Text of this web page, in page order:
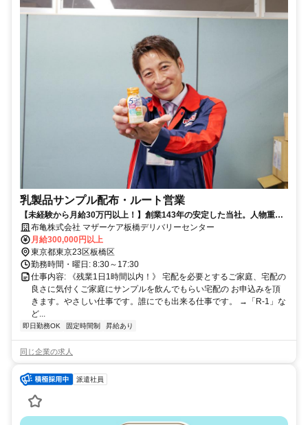
乳製品サンプル配布・ルート営業
【未経験から月給30万円以上！】創業143年の安定した当社。人物重
視・年齢学歴不問です！
布亀株式会社 マザーケア板橋デリバリーセンター
月給300,000円以上
東京都東京23区板橋区
勤務時間・曜日: 8:30～17:30
仕事内容: 《残業1日1時間以内！》 宅配を必要とするご家庭、宅配の
良さに気付くご家庭にサンプルを飲んでもらい宅配の お申込みを頂
きます。やさしい仕事です。誰にでも出来る仕事です。 →「R-1」な
ど...
即日勤務OK 固定時間制 昇給あり
同じ企業の求人
派遣社員